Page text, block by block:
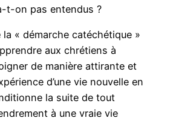
t-on pas entendus ?
la « démarche catéchétique »
aux chrétiens à
de manière attirante et
d’une vie nouvelle en
la suite de tout
à une vraie vie